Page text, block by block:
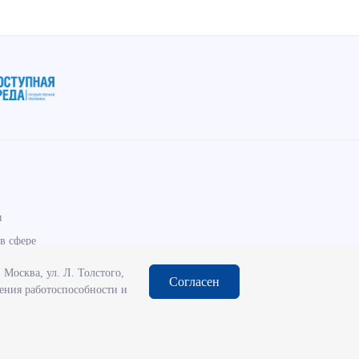
сфере
ул. Л. Толстого,
работоспособности и
Согласен